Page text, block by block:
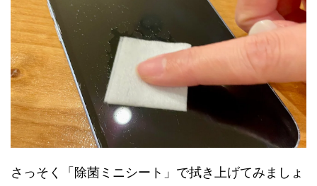
さっそく「除菌ミニシート」で拭き上げてみましょ